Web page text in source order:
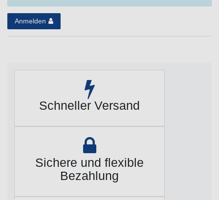
Anmelden
Schneller Versand
Sichere und flexible
Bezahlung